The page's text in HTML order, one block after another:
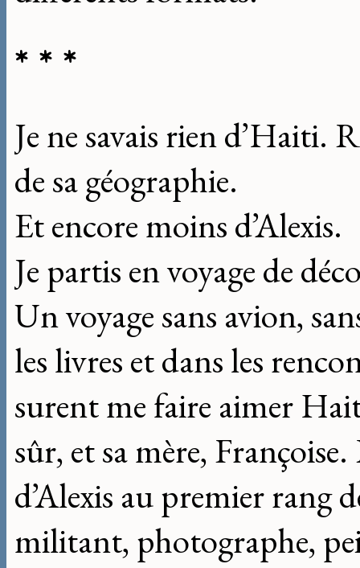
* * *
Je ne savais rien d’Haiti.
de sa géographie.
Et encore moins d’Alexis.
Je partis en voyage de
Un voyage sans avion,
les livres et dans les
surent me faire aimer
sûr, et sa mère,
d’Alexis au premier rang
militant, photographe,